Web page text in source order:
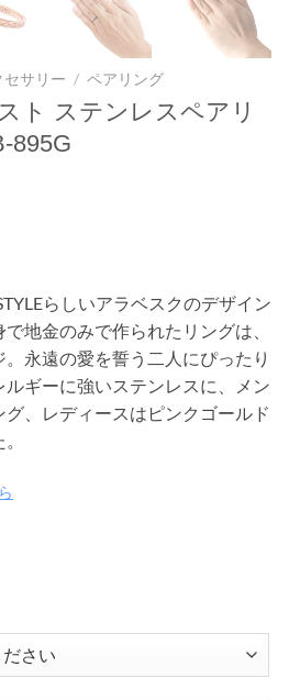
セサリー / ペアリング
ト ステンレスペアリ
895G
らしいアラベスクのデザイン
地金のみで作られたリングは、
永遠の愛を誓う二人にぴったり
ギーに強いステンレスに、メン
、レディースはピンクゴールド